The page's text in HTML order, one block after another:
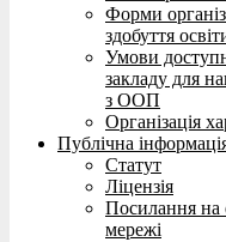
Форми
здобуття
Умови
закладу для
з ООП
Організація
Публічна
Статут
Ліцензія
Посилання на
мережі